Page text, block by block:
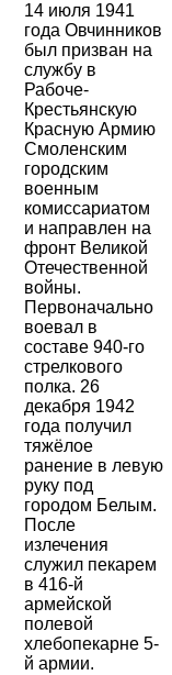
14 июля 1941
года Овчинников
был призван на
службу в
Рабоче-
Крестьянскую
Красную Армию
Смоленским
городским
военным
комиссариатом
и направлен на
фронт Великой
Отечественной
войны.
Первоначально
воевал в
составе 940-го
стрелкового
полка. 26
декабря 1942
года получил
тяжёлое
ранение в левую
руку под
городом Белым.
После
излечения
служил пекарем
в 416-й
армейской
полевой
хлебопекарне 5-
й армии.